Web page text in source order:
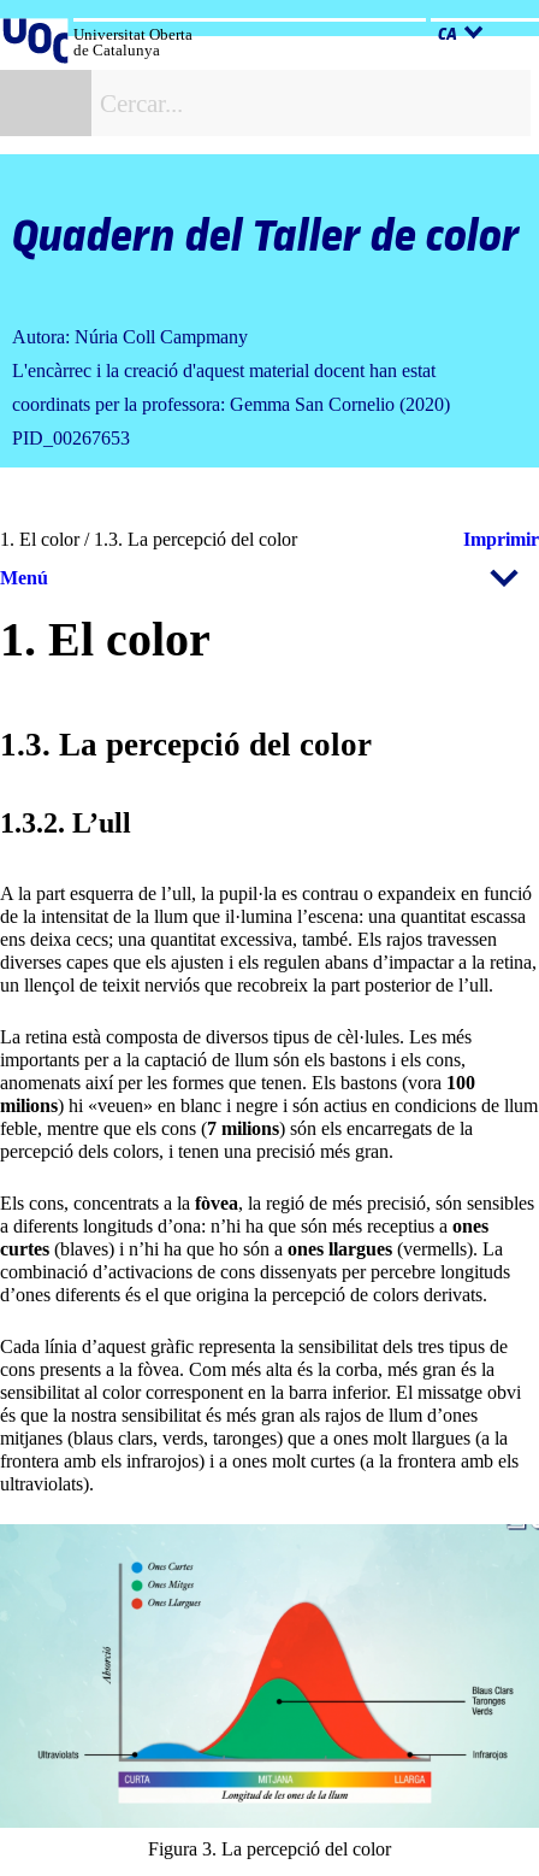
al
contingut
Universitat Oberta
de Catalunya
CA
Quadern del Taller de color
Autora: Núria Coll Campmany
L'encàrrec i la creació d'aquest material docent han estat
coordinats per la professora: Gemma San Cornelio (2020)
PID_00267653
1. El color / 1.3. La percepció del color
Imprimir
Menú
1. El color
1.3. La percepció del color
1.3.2. L’ull
A la part esquerra de l’ull, la pupil·la es contrau o expandeix en funció
de la intensitat de la llum que il·lumina l’escena: una quantitat escassa
ens deixa cecs; una quantitat excessiva, també. Els rajos travessen
diverses capes que els ajusten i els regulen abans d’impactar a la retina,
un llençol de teixit nerviós que recobreix la part posterior de l’ull.
La retina està composta de diversos tipus de cèl·lules. Les més
importants per a la captació de llum són els bastons i els cons,
anomenats així per les formes que tenen. Els bastons (vora 100
milions) hi «veuen» en blanc i negre i són actius en condicions de llum
feble, mentre que els cons (7 milions) són els encarregats de la
percepció dels colors, i tenen una precisió més gran.
Els cons, concentrats a la fòvea, la regió de més precisió, són sensibles
a diferents longituds d’ona: n’hi ha que són més receptius a ones
curtes (blaves) i n’hi ha que ho són a ones llargues (vermells). La
combinació d’activacions de cons dissenyats per percebre longituds
d’ones diferents és el que origina la percepció de colors derivats.
Cada línia d’aquest gràfic representa la sensibilitat dels tres tipus de
cons presents a la fòvea. Com més alta és la corba, més gran és la
sensibilitat al color corresponent en la barra inferior. El missatge obvi
és que la nostra sensibilitat és més gran als rajos de llum d’ones
mitjanes (blaus clars, verds, taronges) que a ones molt llargues (a la
frontera amb els infrarojos) i a ones molt curtes (a la frontera amb els
ultraviolats).
Figura 3. La percepció del color